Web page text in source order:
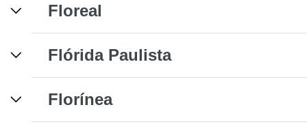
Floreal
Flórida Paulista
Florínea